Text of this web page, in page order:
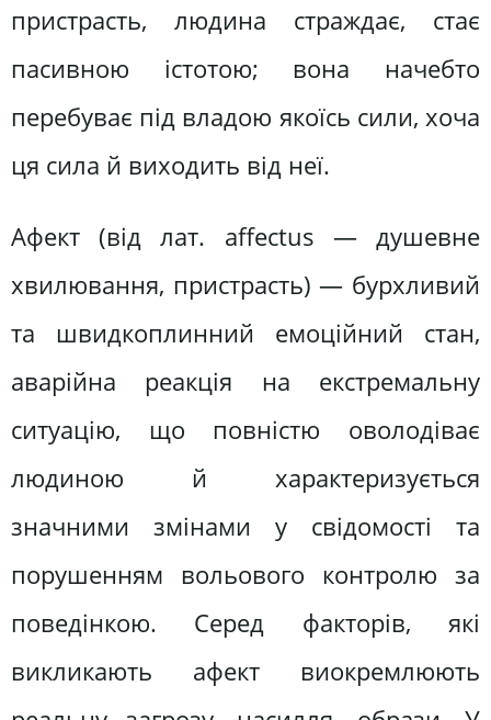
пристрасть, людина страждає, стає
пасивною істотою; вона начебто
перебуває під владою якоїсь сили, хоча
ця сила й виходить від неї.
Афект (від лат. affectus — душевне
хвилювання, пристрасть) — бурхливий
та швидкоплинний емоційний стан,
аварійна реакція на екстремальну
ситуацію, що повністю оволодіває
людиною й характеризується
значними змінами у свідомості та
порушенням вольового контролю за
поведінкою. Серед факторів, які
викликають афект виокремлюють